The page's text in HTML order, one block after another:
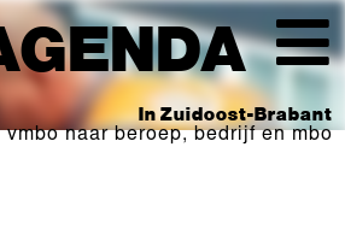
In Zuidoost-Brabant
vmbo naar beroep, bedrijf en mbo